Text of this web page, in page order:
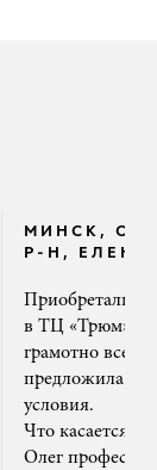
МИНСК,
Р-Н, ЕЛЕНА
Приобретали
в ТЦ «Трюм».
грамотно все
предложила
условия.
Что касается
Олег